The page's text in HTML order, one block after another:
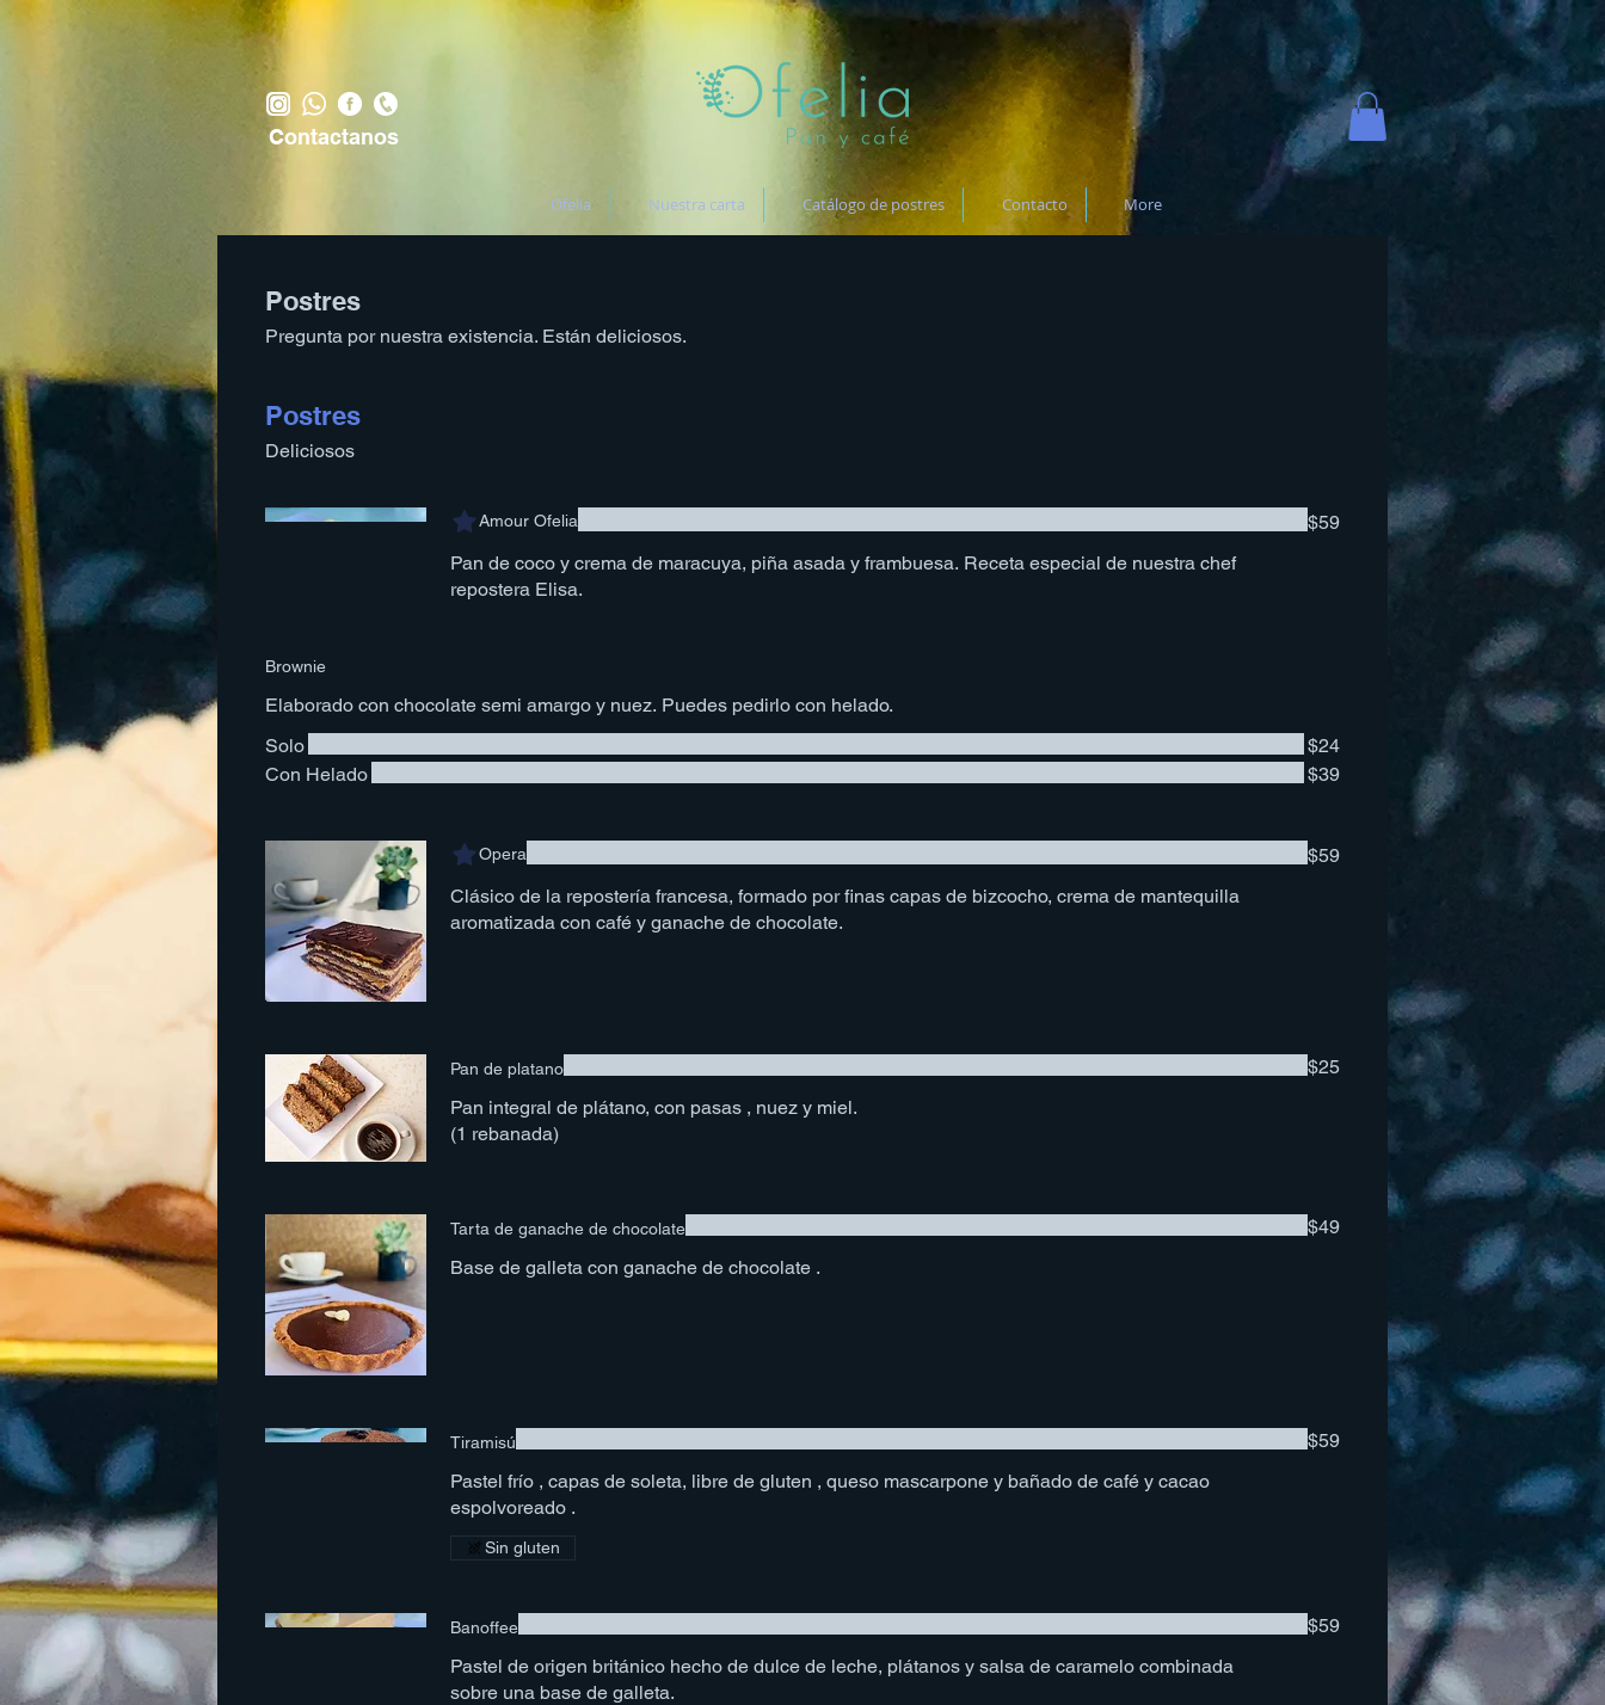
Contactanos
Ofelia Nuestra carta Catálogo de postres Contacto More
Postres
Pregunta por nuestra existencia. Están deliciosos.
Postres
Deliciosos
Amour Ofelia
Pan de coco y crema de maracuya, piña asada y frambuesa. Receta especial de nuestra chef
repostera Elisa.
$59
Brownie
Elaborado con chocolate semi amargo y nuez. Puedes pedirlo con helado.
Solo
$24
Con Helado
$39
Opera
Clásico de la repostería francesa, formado por finas capas de bizcocho, crema de mantequilla
aromatizada con café y ganache de chocolate.
$59
Pan de platano
Pan integral de plátano, con pasas , nuez y miel.
(1 rebanada)
$25
Tarta de ganache de chocolate
Base de galleta con ganache de chocolate .
$49
Tiramisú
Pastel frío , capas de soleta, libre de gluten , queso mascarpone y bañado de café y cacao
espolvoreado .
$59
Sin gluten
Banoffee
Pastel de origen británico hecho de dulce de leche, plátanos y salsa de caramelo combinada
sobre una base de galleta.
$59